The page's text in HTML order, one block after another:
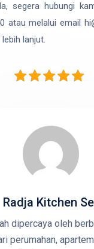
segera hubungi
atau melalui email
lanjut.
Radja Kitchen
dipercaya oleh
perumahan,